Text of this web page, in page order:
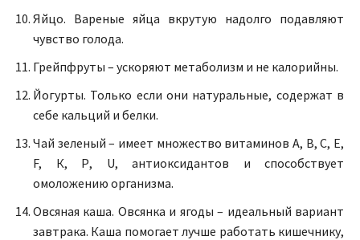
Яйцо. Вареные яйца вкрутую надолго подавляют
чувство голода.
Грейпфруты – ускоряют метаболизм и не калорийны.
Йогурты. Только если они натуральные, содержат в
себе кальций и белки.
Чай зеленый – имеет множество витаминов А, В, С, Е,
F, К, Р, U, антиоксидантов и способствует
омоложению организма.
Овсяная каша. Овсянка и ягоды – идеальный вариант
завтрака. Каша помогает лучше работать кишечнику,